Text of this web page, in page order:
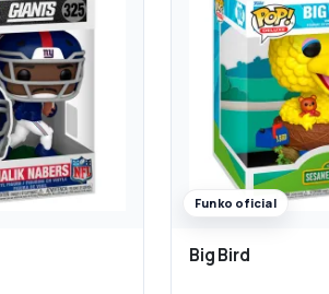
Funko oficial
Big Bird